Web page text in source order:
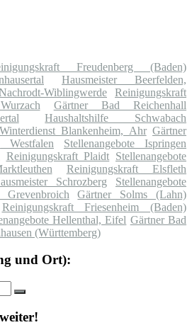
Freudenberg (Baden)
Hausmeister Beerfelden,
Wiblingwerde
Reinigungskraft
Gärtner Bad Reichenhall
Haushaltshilfe Schwabach
Winterdienst Blankenheim, Ahr Gärtner
Stellenangebote Ispringen
Reinigungskraft Plaidt Stellenangebote
Reinigungskraft Elsfleth
Schrozberg
Stellenangebote
Grevenbroich
Gärtner Solms (Lahn)
Reinigungskraft Friesenheim (Baden)
Hellenthal, Eifel Gärtner Bad
(Württemberg)
und Ort):
Suchen